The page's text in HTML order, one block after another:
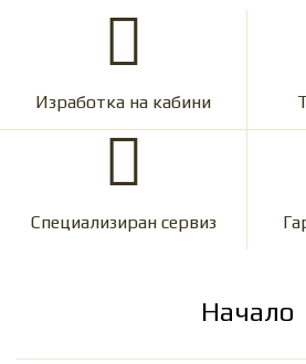
Изработка на кабини
Специализиран сервиз
Начало